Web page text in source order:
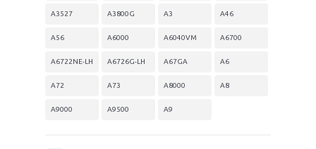
A3527 A3800G A3 A46
A56 A6000 A6040VM A6700
A6722NE-LH A6726G-LH A67GA A6
A72 A73 A8000 A8
A9000 A9500 A9